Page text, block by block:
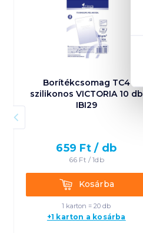
Borítékcsomag TC4
szilikonos VICTORIA 10 db
IBI29
659 Ft / db
66 Ft /1db
KosárbaKosárba
1 karton = 20 db
+1 karton a kosárba